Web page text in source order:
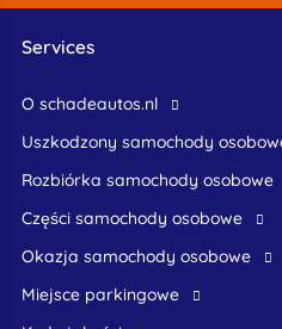
Services
O schadeautos.nl
uszkodzony samochody
rozbiórka samochody osobowe
części samochody osobowe
okazja samochody osobowe
Miejsce parkingowe